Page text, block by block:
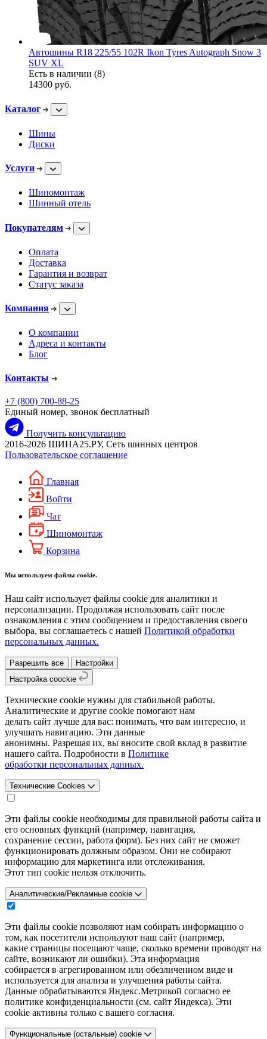
Автошины R18 225/55 102R Ikon Tyres Autograph Snow 3
SUV XL
Есть в наличии (8)
14300 руб.
Каталог
Шины
Диски
Услуги
Шиномонтаж
Шинный отель
Покупателям
Оплата
Доставка
Гарантия и возврат
Статус заказа
Компания
О компании
Адреса и контакты
Блог
Контакты
+7 (800) 700-88-25
Единый номер, звонок бесплатный
Получить консультацию
2016-2026 ШИНА25.РУ, Сеть шинных центров
Пользовательское соглашение
Главная
Войти
Чат
Шиномонтаж
Корзина
Мы используем файлы cookie.
Наш сайт использует файлы cookie для аналитики и
персонализации. Продолжая использовать сайт после
ознакомления с этим сообщением и предоставления своего
выбора, вы соглашаетесь с нашей Политикой обработки
персональных данных.
Разрешить все
Настройки
Настройка coockie
Технические cookie нужны для стабильной работы.
Аналитические и другие cookie помогают нам
делать сайт лучше для вас: понимать, что вам интересно, и
улучшать навигацию. Эти данные
анонимны. Разрешая их, вы вносите свой вклад в развитие
нашего сайта. Подробности в Политике
обработки персональных данных.
Технические Cookies
Эти файлы cookie необходимы для правильной работы сайта и
его основных функций (например, навигация,
сохранение сессии, работа форм). Без них сайт не сможет
функционировать должным образом. Они не собирают
информацию для маркетинга или отслеживания.
Этот тип cookie нельзя отключить.
Аналитические/Рекламные cookie
Эти файлы cookie позволяют нам собирать информацию о
том, как посетители используют наш сайт (например,
какие страницы посещают чаще, сколько времени проводят на
сайте, возникают ли ошибки). Эта информация
собирается в агрегированном или обезличенном виде и
используется для анализа и улучшения работы сайта.
Данные обрабатываются Яндекс.Метрикой согласно ее
политике конфиденциальности (см. сайт Яндекса). Эти
cookie активны только с вашего согласия.
Функциональные (остальные) cookie